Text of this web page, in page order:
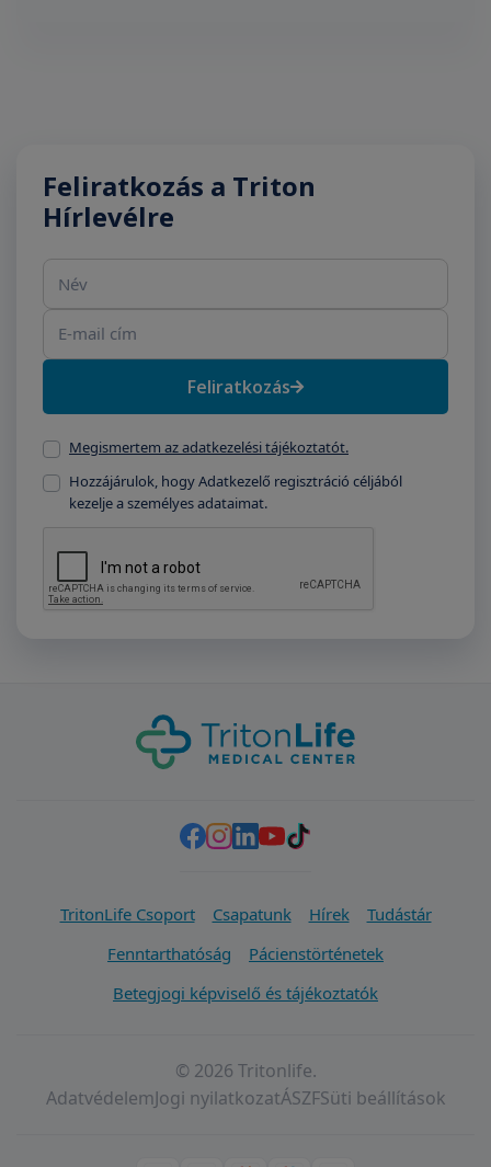
Feliratkozás a Triton
Hírlevélre
Feliratkozás
Megismertem az adatkezelési tájékoztatót.
Hozzájárulok, hogy Adatkezelő regisztráció céljából
kezelje a személyes adataimat.
TritonLife Csoport Csapatunk Hírek
Tudástár
Fenntarthatóság
Pácienstörténetek
Betegjogi képviselő és tájékoztatók
© 2026 Tritonlife.
AdatvédelemJogi nyilatkozatÁSZFSüti beállítások